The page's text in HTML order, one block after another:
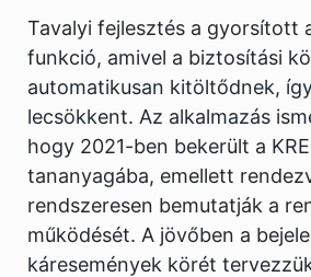
Tavalyi fejlesztés a gyorsított
funkció, amivel a biztosítási
automatikusan kitöltődnek,
lecsökkent. Az alkalmazás
hogy 2021-ben bekerült a
tananyagába, emellett
rendszeresen bemutatják a
működését. A jövőben a
káresemények körét